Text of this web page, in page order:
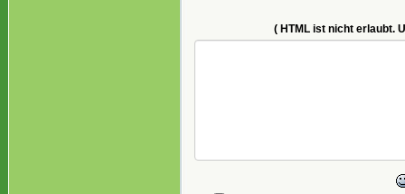
( HTML ist nicht erlaubt.